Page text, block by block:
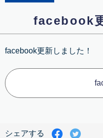
facebook
facebook更新しました！
シェアする
Facebook
Twitter